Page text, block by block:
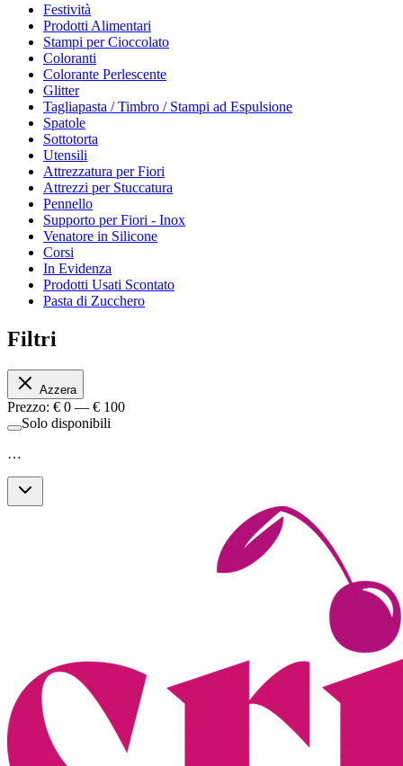
Festività
Prodotti Alimentari
Stampi per Cioccolato
Coloranti
Colorante Perlescente
Glitter
Tagliapasta / Timbro / Stampi ad Espulsione
Spatole
Sottotorta
Utensili
Attrezzatura per Fiori
Attrezzi per Stuccatura
Pennello
Supporto per Fiori - Inox
Venatore in Silicone
Corsi
In Evidenza
Prodotti Usati Scontato
Pasta di Zucchero
Filtri
Azzera
Prezzo: € 0 — € 100
Solo disponibili
…